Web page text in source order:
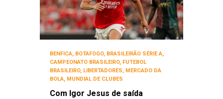
BENFICA, BOTAFOGO, BRASILEIRÃO SÉRIE A,
CAMPEONATO BRASILEIRO, FUTEBOL
BRASILEIRO, LIBERTADORES, MERCADO DA
BOLA, MUNDIAL DE CLUBES
Com Igor Jesus de saída